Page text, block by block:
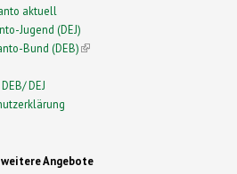
aktuell
Jugend (DEJ)
Bund (DEB)(link is external)
DEJ
Angebote